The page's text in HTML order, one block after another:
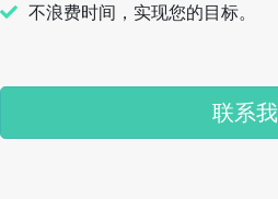
不浪费时间，实现您的目标。
联系我